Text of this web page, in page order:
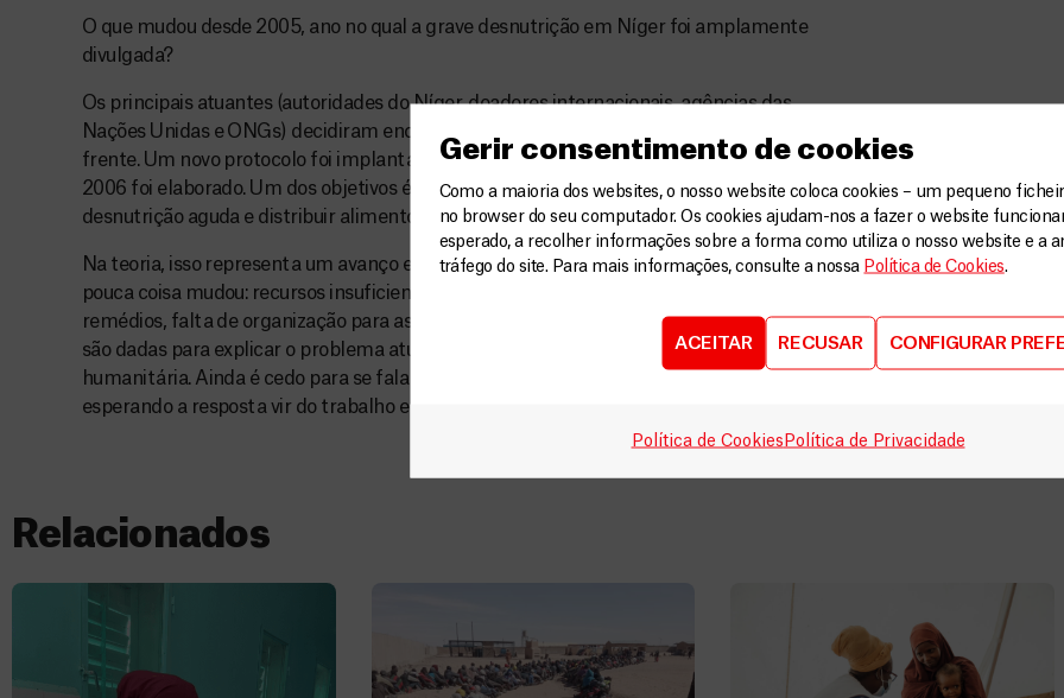
Gerir consentimento de cookies
Como a maioria dos websites, o nosso website coloca cookies – um pequeno
no browser do seu computador. Os cookies ajudam-nos a fazer o website
esperado, a recolher informações sobre a forma como utiliza o nosso website e a
tráfego do site. Para mais informações, consulte a nossa Política de Cookies.
ACEITAR RECUSAR CONFIGURAR
Política de Cookies Política de Privacidade
O que mudou desde 2005, ano no qual a grave desnutrição em Níger foi amplamente
divulgada?
Os principais atuantes (autoridades do Níger, doadores internacionais, agências das
Nações Unidas e ONGs) decidiram encarar o problema da desnutrição aguda de
frente. Um novo protocolo foi implantado e um mapa relativamente ambicioso para
2006 foi elaborado. Um dos objetivos é tratar 500 mil crianças sofrendo de
desnutrição aguda e distribuir alimentos com precisão.
Na teoria, isso representa um avanço em relação aos anos anteriores. Mas no campo
pouca coisa mudou: recursos insuficientes, deficiências no estoque de comidas e
remédios, falta de organização para assegurar a sua distribuição, etc. Muitas razões
são dadas para explicar o problema atual relacionado à distribuição de ajuda
humanitária. Ainda é cedo para se falar na eficácia desses projetos. Estamos
esperando a resposta vir do trabalho em campo no Níger.
Relacionados